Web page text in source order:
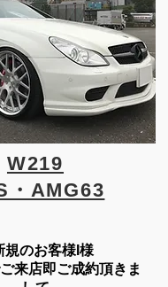
W219
・AMG63
規のお客様I様
来店即ご成約頂きま